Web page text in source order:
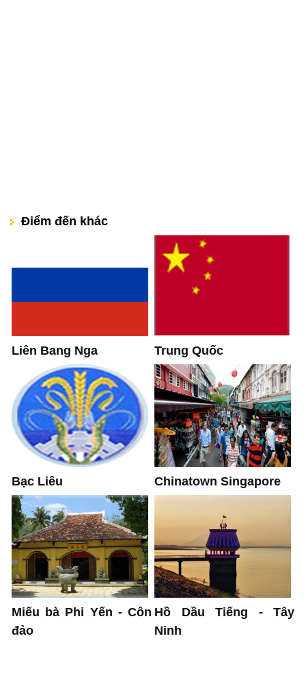
Điểm đến khác
Liên Bang Nga Trung Quốc
Bạc Liêu Chinatown Singapore
Miếu bà Phi Yến - Côn
đảo
Hồ Dầu Tiếng - Tây
Ninh